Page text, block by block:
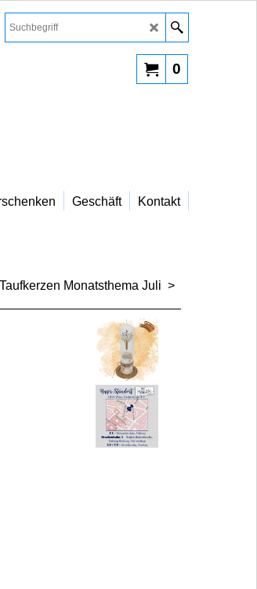
0
Geschäft Kontakt
Taufkerzen Monatsthema Juli >